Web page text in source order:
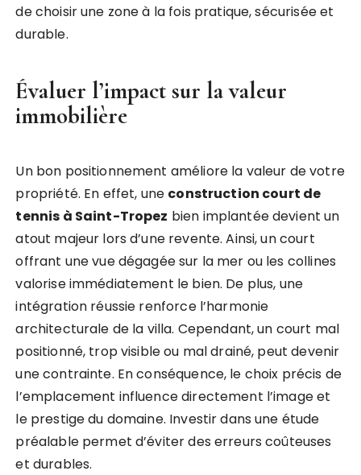
de choisir une zone à la fois pratique, sécurisée et
durable.
Évaluer l’impact sur la valeur
immobilière
Un bon positionnement améliore la valeur de votre
propriété. En effet, une construction court de
tennis à Saint-Tropez bien implantée devient un
atout majeur lors d’une revente. Ainsi, un court
offrant une vue dégagée sur la mer ou les collines
valorise immédiatement le bien. De plus, une
intégration réussie renforce l’harmonie
architecturale de la villa. Cependant, un court mal
positionné, trop visible ou mal drainé, peut devenir
une contrainte. En conséquence, le choix précis de
l’emplacement influence directement l’image et
le prestige du domaine. Investir dans une étude
préalable permet d’éviter des erreurs coûteuses
et durables.